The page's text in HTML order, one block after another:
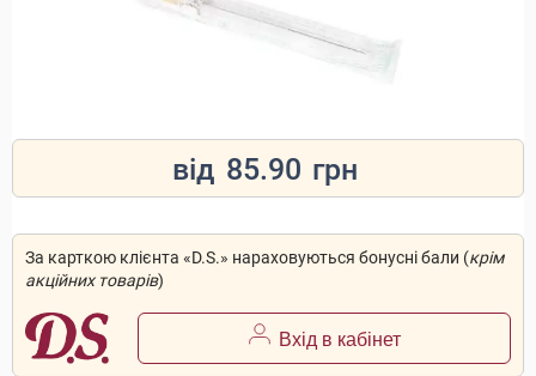
від 85.90 грн
За карткою клієнта «D.S.» нараховуються бонусні бали (крім
акційних товарів)
Вхід в кабінет